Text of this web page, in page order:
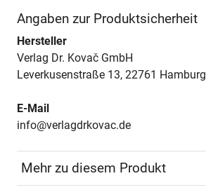
Angaben zur Produktsicherheit
Hersteller
Verlag Dr. Kovač GmbH
Leverkusenstraße 13, 22761 Hamburg
E-Mail
info@verlagdrkovac.de
Mehr zu diesem Produkt